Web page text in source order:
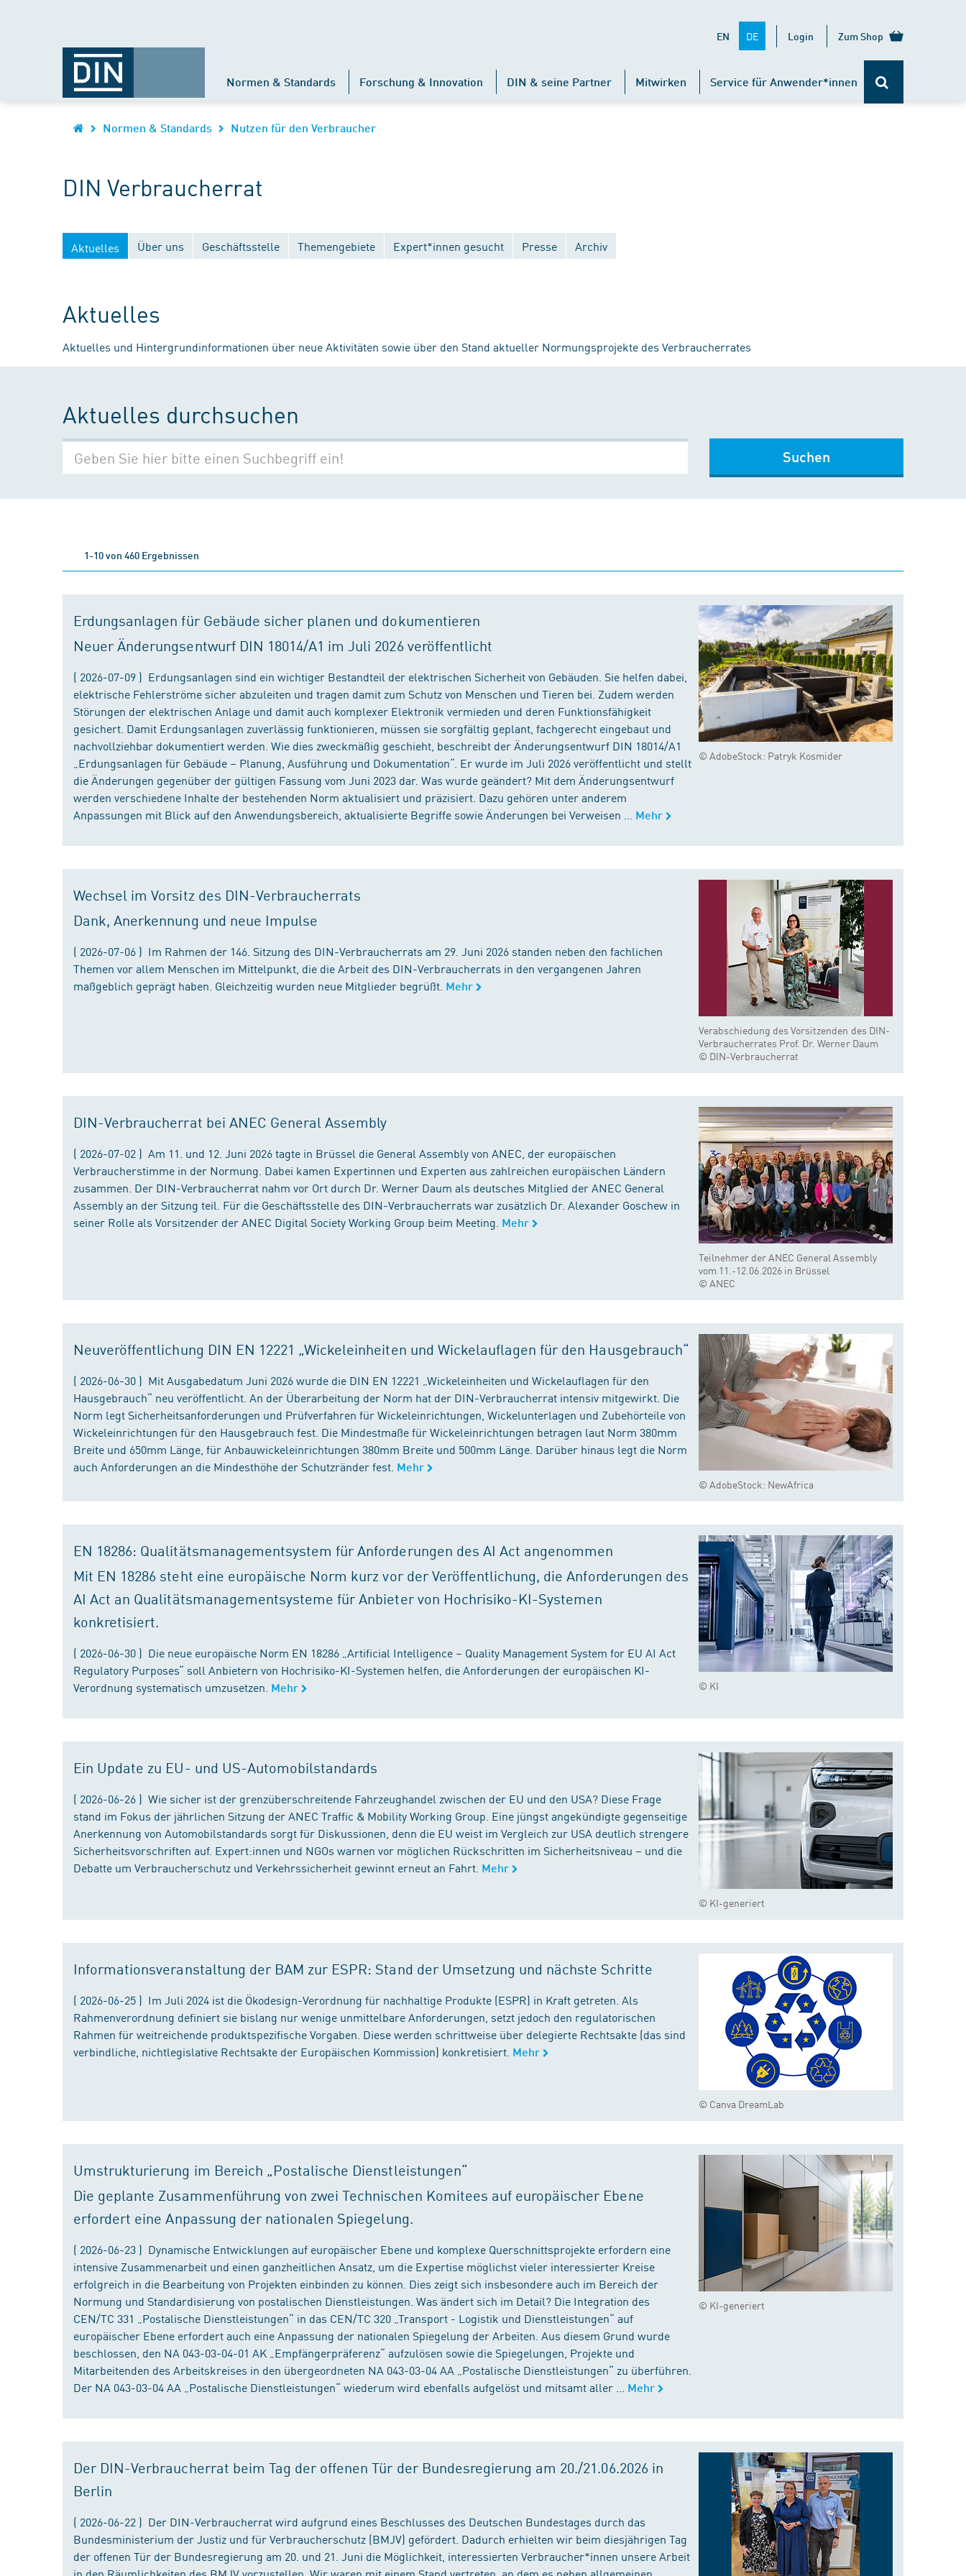
EN DE Login Zum Shop
Normen & Standards Forschung & Innovation DIN & seine Partner Mitwirken Service für Anwender*innen
Normen & Standards Nutzen für den Verbraucher
DIN Verbraucherrat
Aktuelles Über uns Geschäftsstelle Themengebiete Expert*innen gesucht Presse Archiv
Aktuelles
Aktuelles und Hintergrundinformationen über neue Aktivitäten sowie über den Stand aktueller Normungsprojekte des Verbraucherrates
Aktuelles durchsuchen
Suchen
1-10 von 460 Ergebnissen
© AdobeStock: Patryk Kosmider
Erdungsanlagen für Gebäude sicher planen und dokumentieren
Neuer Änderungsentwurf DIN 18014/A1 im Juli 2026 veröffentlicht
( 2026-07-09 ) Erdungsanlagen sind ein wichtiger Bestandteil der elektrischen Sicherheit von Gebäuden. Sie helfen dabei,
elektrische Fehlerströme sicher abzuleiten und tragen damit zum Schutz von Menschen und Tieren bei. Zudem werden
Störungen der elektrischen Anlage und damit auch komplexer Elektronik vermieden und deren Funktionsfähigkeit
gesichert. Damit Erdungsanlagen zuverlässig funktionieren, müssen sie sorgfältig geplant, fachgerecht eingebaut und
nachvollziehbar dokumentiert werden. Wie dies zweckmäßig geschieht, beschreibt der Änderungsentwurf DIN 18014/A1
„Erdungsanlagen für Gebäude – Planung, Ausführung und Dokumentation“. Er wurde im Juli 2026 veröffentlicht und stellt
die Änderungen gegenüber der gültigen Fassung vom Juni 2023 dar. Was wurde geändert? Mit dem Änderungsentwurf
werden verschiedene Inhalte der bestehenden Norm aktualisiert und präzisiert. Dazu gehören unter anderem
Anpassungen mit Blick auf den Anwendungsbereich, aktualisierte Begriffe sowie Änderungen bei Verweisen ...
Mehr
Verabschiedung des Vorsitzenden des DIN-
Verbraucherrates Prof. Dr. Werner Daum
© DIN-Verbraucherrat
Wechsel im Vorsitz des DIN-Verbraucherrats
Dank, Anerkennung und neue Impulse
( 2026-07-06 ) Im Rahmen der 146. Sitzung des DIN-Verbraucherrats am 29. Juni 2026 standen neben den fachlichen
Themen vor allem Menschen im Mittelpunkt, die die Arbeit des DIN-Verbraucherrats in den vergangenen Jahren
maßgeblich geprägt haben. Gleichzeitig wurden neue Mitglieder begrüßt. Mehr
Teilnehmer der ANEC General Assembly
vom 11.-12.06.2026 in Brüssel
© ANEC
DIN-Verbraucherrat bei ANEC General Assembly
( 2026-07-02 ) Am 11. und 12. Juni 2026 tagte in Brüssel die General Assembly von ANEC, der europäischen
Verbraucherstimme in der Normung. Dabei kamen Expertinnen und Experten aus zahlreichen europäischen Ländern
zusammen. Der DIN-Verbraucherrat nahm vor Ort durch Dr. Werner Daum als deutsches Mitglied der ANEC General
Assembly an der Sitzung teil. Für die Geschäftsstelle des DIN-Verbraucherrats war zusätzlich Dr. Alexander Goschew in
seiner Rolle als Vorsitzender der ANEC Digital Society Working Group beim Meeting. Mehr
© AdobeStock: NewAfrica
Neuveröffentlichung DIN EN 12221 „Wickeleinheiten und Wickelauflagen für den Hausgebrauch“
( 2026-06-30 ) Mit Ausgabedatum Juni 2026 wurde die DIN EN 12221 „Wickeleinheiten und Wickelauflagen für den
Hausgebrauch“ neu veröffentlicht. An der Überarbeitung der Norm hat der DIN-Verbraucherrat intensiv mitgewirkt. Die
Norm legt Sicherheitsanforderungen und Prüfverfahren für Wickeleinrichtungen, Wickelunterlagen und Zubehörteile von
Wickeleinrichtungen für den Hausgebrauch fest. Die Mindestmaße für Wickeleinrichtungen betragen laut Norm 380mm
Breite und 650mm Länge, für Anbauwickeleinrichtungen 380mm Breite und 500mm Länge. Darüber hinaus legt die Norm
auch Anforderungen an die Mindesthöhe der Schutzränder fest. Mehr
© KI
EN 18286: Qualitätsmanagementsystem für Anforderungen des AI Act angenommen
Mit EN 18286 steht eine europäische Norm kurz vor der Veröffentlichung, die Anforderungen des
AI Act an Qualitätsmanagementsysteme für Anbieter von Hochrisiko-KI-Systemen
konkretisiert.
( 2026-06-30 ) Die neue europäische Norm EN 18286 „Artificial Intelligence – Quality Management System for EU AI Act
Regulatory Purposes“ soll Anbietern von Hochrisiko-KI-Systemen helfen, die Anforderungen der europäischen KI-
Verordnung systematisch umzusetzen. Mehr
© KI-generiert
Ein Update zu EU- und US-Automobilstandards
( 2026-06-26 ) Wie sicher ist der grenzüberschreitende Fahrzeughandel zwischen der EU und den USA? Diese Frage
stand im Fokus der jährlichen Sitzung der ANEC Traffic & Mobility Working Group. Eine jüngst angekündigte gegenseitige
Anerkennung von Automobilstandards sorgt für Diskussionen, denn die EU weist im Vergleich zur USA deutlich strengere
Sicherheitsvorschriften auf. Expert:innen und NGOs warnen vor möglichen Rückschritten im Sicherheitsniveau – und die
Debatte um Verbraucherschutz und Verkehrssicherheit gewinnt erneut an Fahrt. Mehr
© Canva DreamLab
Informationsveranstaltung der BAM zur ESPR: Stand der Umsetzung und nächste Schritte
( 2026-06-25 ) Im Juli 2024 ist die Ökodesign-Verordnung für nachhaltige Produkte (ESPR) in Kraft getreten. Als
Rahmenverordnung definiert sie bislang nur wenige unmittelbare Anforderungen, setzt jedoch den regulatorischen
Rahmen für weitreichende produktspezifische Vorgaben. Diese werden schrittweise über delegierte Rechtsakte (das sind
verbindliche, nichtlegislative Rechtsakte der Europäischen Kommission) konkretisiert. Mehr
© KI-generiert
Umstrukturierung im Bereich „Postalische Dienstleistungen“
Die geplante Zusammenführung von zwei Technischen Komitees auf europäischer Ebene
erfordert eine Anpassung der nationalen Spiegelung.
( 2026-06-23 ) Dynamische Entwicklungen auf europäischer Ebene und komplexe Querschnittsprojekte erfordern eine
intensive Zusammenarbeit und einen ganzheitlichen Ansatz, um die Expertise möglichst vieler interessierter Kreise
erfolgreich in die Bearbeitung von Projekten einbinden zu können. Dies zeigt sich insbesondere auch im Bereich der
Normung und Standardisierung von postalischen Dienstleistungen. Was ändert sich im Detail? Die Integration des
CEN/TC 331 „Postalische Dienstleistungen“ in das CEN/TC 320 „Transport - Logistik und Dienstleistungen“ auf
europäischer Ebene erfordert auch eine Anpassung der nationalen Spiegelung der Arbeiten. Aus diesem Grund wurde
beschlossen, den NA 043-03-04-01 AK „Empfängerpräferenz“ aufzulösen sowie die Spiegelungen, Projekte und
Mitarbeitenden des Arbeitskreises in den übergeordneten NA 043-03-04 AA „Postalische Dienstleistungen“ zu überführen.
Der NA 043-03-04 AA „Postalische Dienstleistungen“ wiederum wird ebenfalls aufgelöst und mitsamt aller ...
Mehr
Der DIN-Verbraucherrat beim Tag der offenen Tür der Bundesregierung am 20./21.06.2026 in
Berlin
( 2026-06-22 ) Der DIN-Verbraucherrat wird aufgrund eines Beschlusses des Deutschen Bundestages durch das
Bundesministerium der Justiz und für Verbraucherschutz (BMJV) gefördert. Dadurch erhielten wir beim diesjährigen Tag
der offenen Tür der Bundesregierung am 20. und 21. Juni die Möglichkeit, interessierten Verbraucher*innen unsere Arbeit